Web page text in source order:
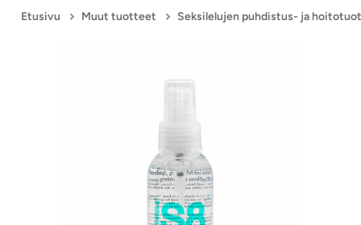
Etusivu Muut tuotteet Seksilelujen puhdistus- ja